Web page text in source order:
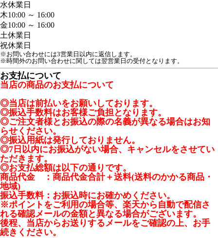
水休業日
木10:00 ～ 16:00
金10:00 ～ 16:00
土休業日
祝休業日
※お問い合わせには3営業日以内に返信します。
※時間外のお問い合わせに関しては翌営業日の受付となります。
お支払について
当店の商品のお支払について
◎当店は前払いをお願いしております。
◎振込手数料はお客様ご負担となります。
◎ご注文者様とお振込の際の名義が異なる場合はお知
らせください。
◎振込用紙は発行しておりません。
◎7日以内にお振込がない場合、キャンセルをさせてい
ただきます。
◎お支払総額は以下の通りです。
商品代金 ：商品代金合計＋送料(送料のかかる商品・
地域)
振込手数料：お振込時にお確かめください。
※ポイントをご利用の場合等、楽天から自動で配信さ
れる確認メールの金額と異なる場合がございます。
後程、当店からお送りするメールをご確認の上、お手
続きください。